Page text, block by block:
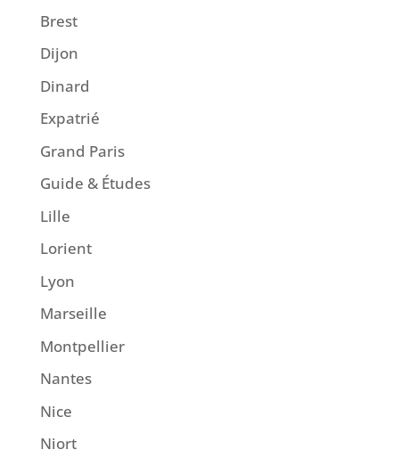
Brest
Dijon
Dinard
Expatrié
Grand Paris
Guide & Études
Lille
Lorient
Lyon
Marseille
Montpellier
Nantes
Nice
Niort